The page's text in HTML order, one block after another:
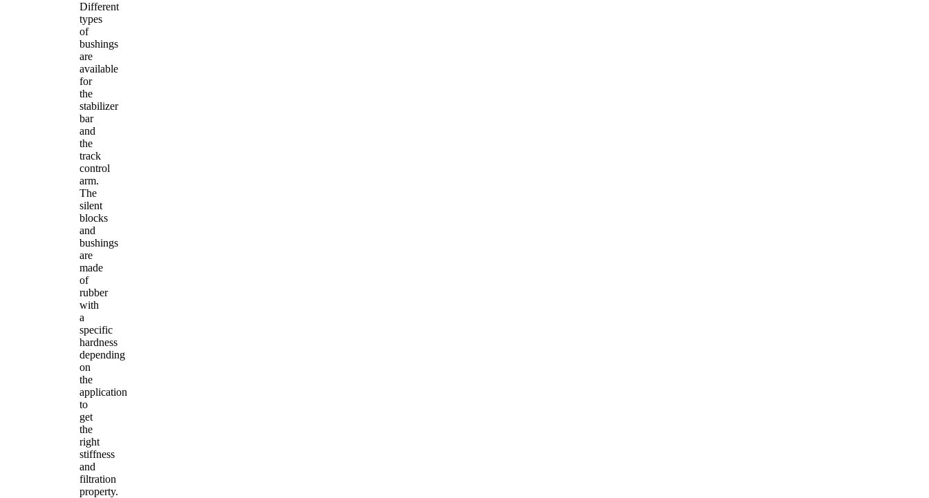
Different
types
of
bushings
are
available
for
the
stabilizer
bar
and
the
track
control
arm.
The
silent
blocks
and
bushings
are
made
of
rubber
with
a
specific
hardness
depending
on
the
application
to
get
the
right
stiffness
and
filtration
property.